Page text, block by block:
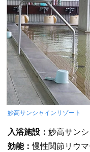
妙高サンシャインリゾート
入浴施設： 妙高サン
効能：慢性関節リウ